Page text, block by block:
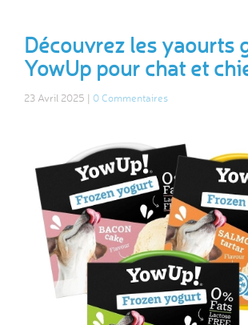
Découvrez les yaourts
YowUp pour chat et
23 Avril 2025 | 0 Commentaires